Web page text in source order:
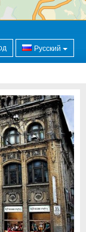
Русский